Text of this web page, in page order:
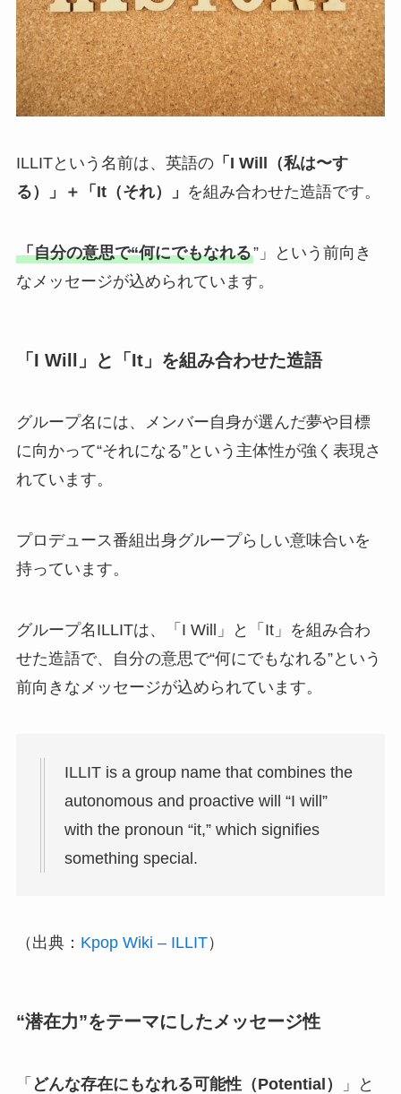
ILLITという名前は、英語の「I Will（私は〜す
る）」＋「It（それ）」 を組み合わせた造語です。
「自分の意思で“何にでもなれる”」という前向き
なメッセージが込められています。
「I Will」と「It」を組み合わせた造語
グループ名には、メンバー自身が選んだ夢や目標
に向かって“それになる”という主体性が強く表現さ
れています。
プロデュース番組出身グループらしい意味合いを
持っています。
グループ名ILLITは、「I Will」と「It」を組み合わ
せた造語で、自分の意思で“何にでもなれる”という
前向きなメッセージが込められています。
ILLIT is a group name that combines the
autonomous and proactive will “I will”
with the pronoun “it,” which signifies
something special.
（出典： Kpop Wiki – ILLIT）
“潜在力”をテーマにしたメッセージ性
「 どんな存在にもなれる可能性（Potential）
」と